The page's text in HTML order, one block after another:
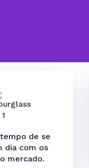
de se
dia com os
mercado.